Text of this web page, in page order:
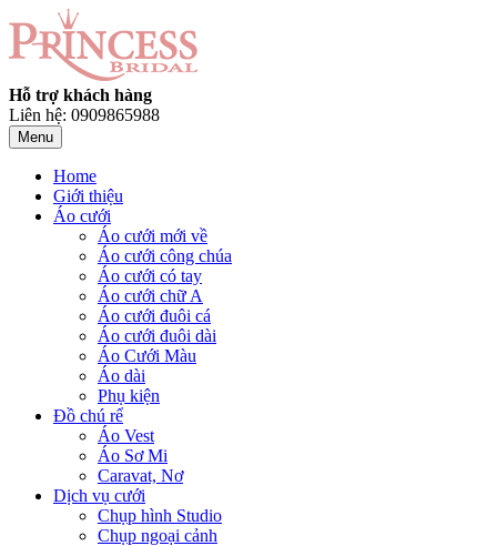
Hỗ trợ khách hàng
Liên hệ: 0909865988
Menu
Home
Giới thiệu
Áo cưới
Áo cưới mới về
Áo cưới công chúa
Áo cưới có tay
Áo cưới chữ A
Áo cưới đuôi cá
Áo cưới đuôi dài
Áo Cưới Màu
Áo dài
Phụ kiện
Đồ chú rể
Áo Vest
Áo Sơ Mi
Caravat, Nơ
Dịch vụ cưới
Chụp hình Studio
Chụp ngoại cảnh